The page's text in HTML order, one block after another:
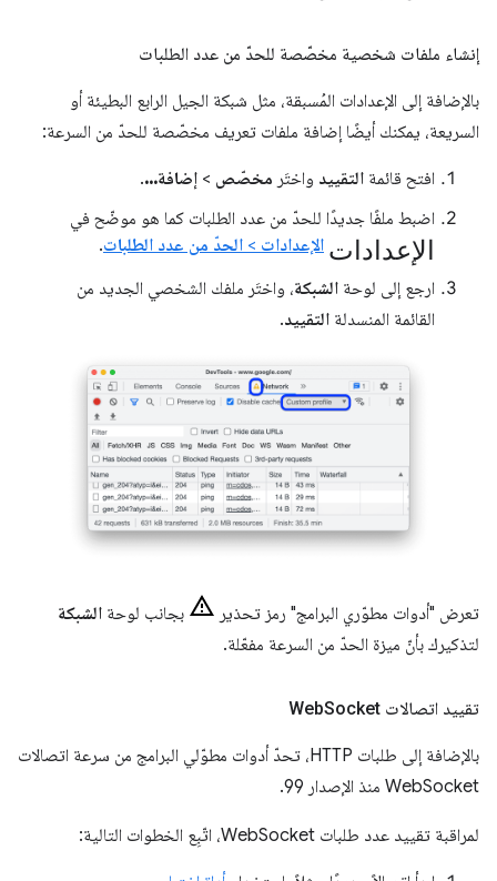
إنشاء ملفات شخصية مخصّصة للحدّ من عدد الطلبات
بالإضافة إلى الإعدادات المُسبقة، مثل شبكة الجيل الرابع البطيئة أو
السريعة، يمكنك أيضًا إضافة ملفات تعريف مخصّصة للحدّ من السرعة:
افتح قائمة التقييد واختَر مخصّص > إضافة....
اضبط ملفًا جديدًا للحدّ من عدد الطلبات كما هو موضّح في
الإعدادات الإعدادات > الحدّ من عدد الطلبات.
ارجع إلى لوحة الشبكة، واختَر ملفك الشخصي الجديد من
القائمة المنسدلة التقييد.
تعرض "أدوات مطوّري البرامج" رمز تحذير بجانب لوحة الشبكة
لتذكيرك بأنّ ميزة الحدّ من السرعة مفعّلة.
تقييد اتصالات Web Socket
بالإضافة إلى طلبات HTTP، تحدّ أدوات مطوّلي البرامج من سرعة اتصالات
WebSocket منذ الإصدار 99.
لمراقبة تقييد عدد طلبات WebSocket، اتّبِع الخطوات التالية: